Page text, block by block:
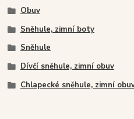
Obuv
Sněhule, zimní boty
Sněhule
Dívčí sněhule, zimní obuv
Chlapecké sněhule, zimní